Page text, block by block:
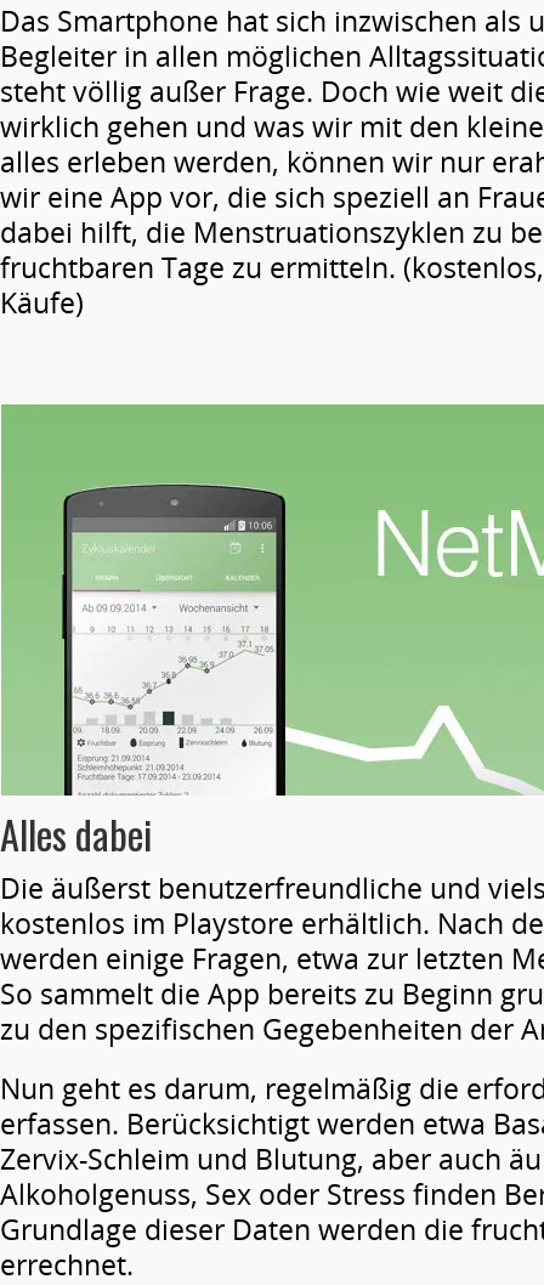
Das Smartphone hat sich inzwischen als
Begleiter in allen möglichen
steht völlig außer Frage. Doch wie weit
wirklich gehen und was wir mit den
alles erleben werden, können wir nur
wir eine App vor, die sich speziell an
dabei hilft, die Menstruationszyklen zu
fruchtbaren Tage zu ermitteln.
Käufe)
Alles dabei
Die äußerst benutzerfreundliche und
kostenlos im Playstore erhältlich. Nach
werden einige Fragen, etwa zur letzten
So sammelt die App bereits zu Beginn
zu den spezifischen Gegebenheiten der
Nun geht es darum, regelmäßig die
erfassen. Berücksichtigt werden etwa
Zervix-Schleim und Blutung, aber auch
Alkoholgenuss, Sex oder Stress finden
Grundlage dieser Daten werden die
errechnet.